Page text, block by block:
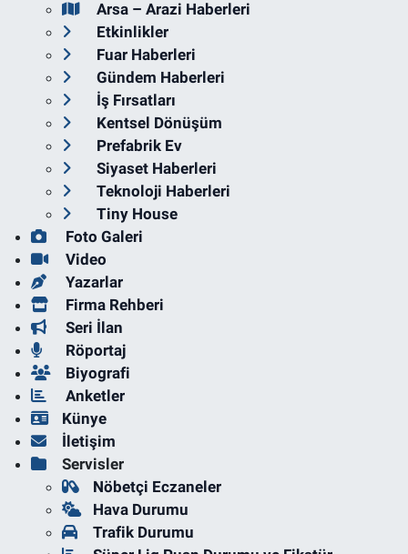
Arsa – Arazi Haberleri
Etkinlikler
Fuar Haberleri
Gündem Haberleri
İş Fırsatları
Kentsel Dönüşüm
Prefabrik Ev
Siyaset Haberleri
Teknoloji Haberleri
Tiny House
Foto Galeri
Video
Yazarlar
Firma Rehberi
Seri İlan
Röportaj
Biyografi
Anketler
Künye
İletişim
Servisler
Nöbetçi Eczaneler
Hava Durumu
Trafik Durumu